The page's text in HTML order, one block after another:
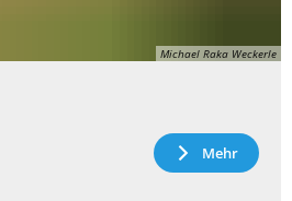
Michael Raka Weckerle
Mehr